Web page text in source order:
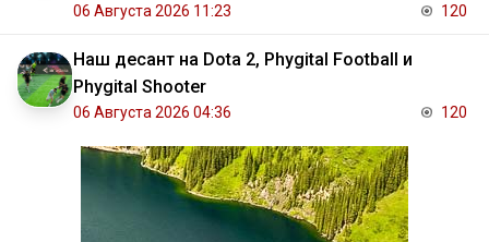
06 Августа 2026 11:23 120
Наш десант на Dota 2, Phygital Football и
Phygital Shooter
06 Августа 2026 04:36 120